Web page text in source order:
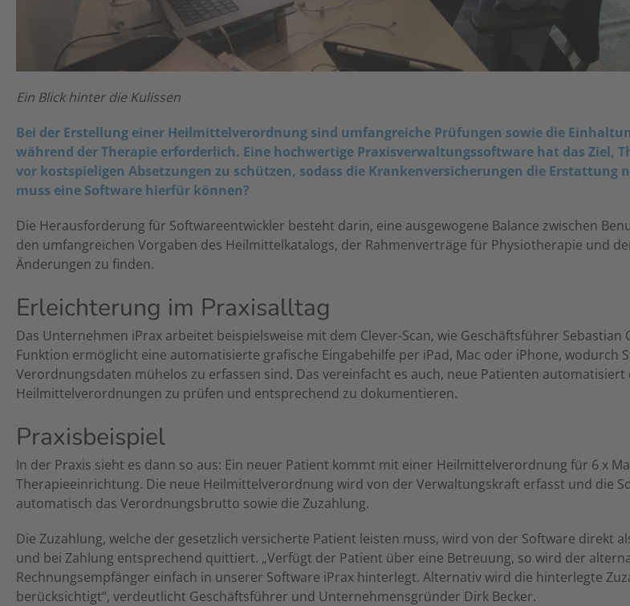
Ein Blick hinter die Kulissen
Bei der Erstellung einer Heilmittelverordnung sind umfangreiche Prüfungen sowie die
während der Therapie erforderlich. Eine hochwertige Praxisverwaltungssoftware hat das Ziel,
vor kostspieligen Absetzungen zu schützen, sodass die Krankenversicherungen die Erstattung
muss eine Software hierfür können?
Die Herausforderung für Softwareentwickler besteht darin, eine ausgewogene Balance zwischen
den umfangreichen Vorgaben des Heilmittelkatalogs, der Rahmenverträge für Physiotherapie und
Änderungen zu finden.
Erleichterung im Praxisalltag
Das Unternehmen iPrax arbeitet beispielsweise mit dem Clever-Scan, wie Geschäftsführer Sebastian
Funktion ermöglicht eine automatisierte grafische Eingabehilfe per iPad, Mac oder iPhone, wodurch
Verordnungsdaten mühelos zu erfassen sind. Das vereinfacht es auch, neue Patienten automatisiert
Heilmittelverordnungen zu prüfen und entsprechend zu dokumentieren.
Praxisbeispiel
In der Praxis sieht es dann so aus: Ein neuer Patient kommt mit einer Heilmittelverordnung für 6 x
Therapieeinrichtung. Die neue Heilmittelverordnung wird von der Verwaltungskraft erfasst und die
automatisch das Verordnungsbrutto sowie die Zuzahlung.
Die Zuzahlung, welche der gesetzlich versicherte Patient leisten muss, wird von der Software direkt
und bei Zahlung entsprechend quittiert. „Verfügt der Patient über eine Betreuung, so wird der
Rechnungsempfänger einfach in unserer Software iPrax hinterlegt. Alternativ wird die hinterlegte
berücksichtigt“, verdeutlicht Geschäftsführer und Unternehmensgründer Dirk Becker.